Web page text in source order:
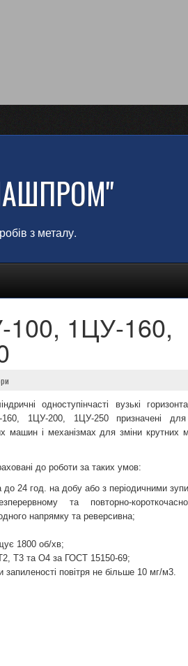
з металу.
1ЦУ-160,
одноступінчасті вузькі
1ЦУ-200, 1ЦУ-250 призначені для
машин і механізмах для зміни крутних
до роботи за таких умов:
до 24 год. на добу або з періодичними
та повторно-
напрямку та реверсивна;
1800 об/хв;
Т3 та О4 за ГОСТ 15150-69;
повітря не більше 10 мг/м3.